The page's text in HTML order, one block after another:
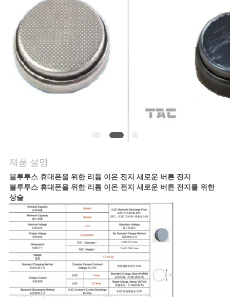
리
문
소
식
케
이
스
제품 설명
블루투스 휴대폰을 위한 리튬 이온 전지 새로운 버튼 전지
블루투스 휴대폰을 위한 리튬 이온 전지 새로운 버튼 전지를 위한
상술